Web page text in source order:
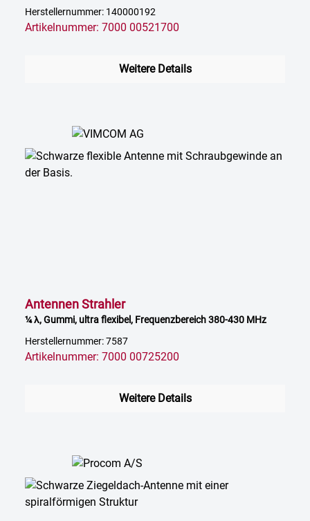
Herstellernummer: 140000192
Artikelnummer: 7000 00521700
Weitere Details
Antennen Strahler
¼ λ, Gummi, ultra flexibel, Frequenzbereich 380-430 MHz
Herstellernummer: 7587
Artikelnummer: 7000 00725200
Weitere Details